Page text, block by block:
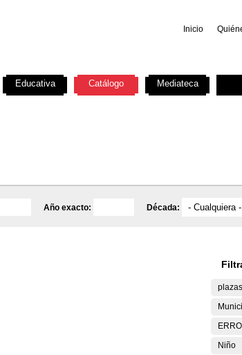
Inicio
Año exacto: Década:
plazas
Niño
Educativa Catálogo Mediateca